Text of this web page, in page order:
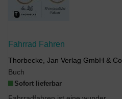
Fahrrad Fahren
Thorbecke, Jan Verlag GmbH & Co.
Buch
Sofort lieferbar